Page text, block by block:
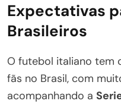
Expectativas
Brasileiros
O futebol italiano tem
fãs no Brasil, com
acompanhando a